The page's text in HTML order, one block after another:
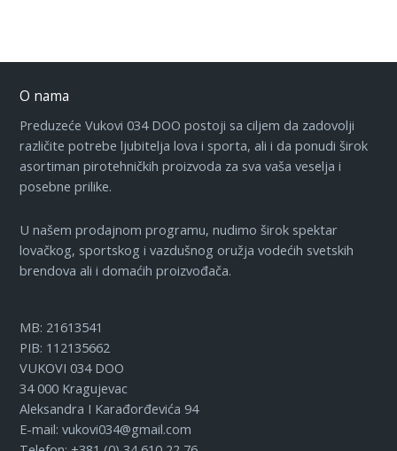
O nama
Preduzeće Vukovi 034 DOO postoji sa ciljem da zadovolji
različite potrebe ljubitelja lova i sporta, ali i da ponudi širok
asortiman pirotehničkih proizvoda za sva vaša veselja i
posebne prilike.
U našem prodajnom programu, nudimo širok spektar
lovačkog, sportskog i vazdušnog oružja vodećih svetskih
brendova ali i domaćih proizvođača.
MB: 21613541
PIB: 112135662
VUKOVI 034 DOO
34 000 Kragujevac
Aleksandra I Karađorđevića 94
E-mail: vukovi034@gmail.com